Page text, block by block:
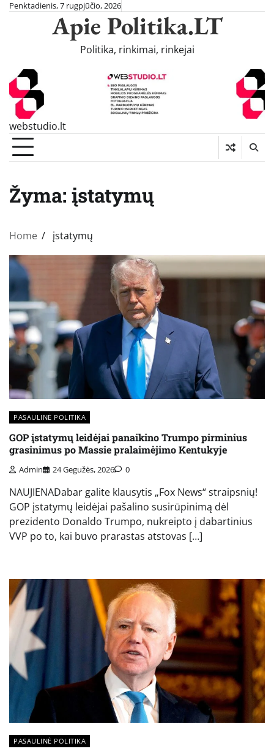
SkipPenktadienis, 7 rugpjūčio, 2026
Apie Politika.LT
Politika, rinkimai, rinkejai
webstudio.lt
Žyma: įstatymų
Home įstatymų
PASAULINĖ POLITIKA
GOP įstatymų leidėjai panaikino Trumpo pirminius
grasinimus po Massie pralaimėjimo Kentukyje
Admin 24 Gegužės, 2026 0
NAUJIENADabar galite klausytis „Fox News“ straipsnių!
GOP įstatymų leidėjai pašalino susirūpinimą dėl
prezidento Donaldo Trumpo, nukreipto į dabartinius
VVP po to, kai buvo prarastas atstovas […]
PASAULINĖ POLITIKA